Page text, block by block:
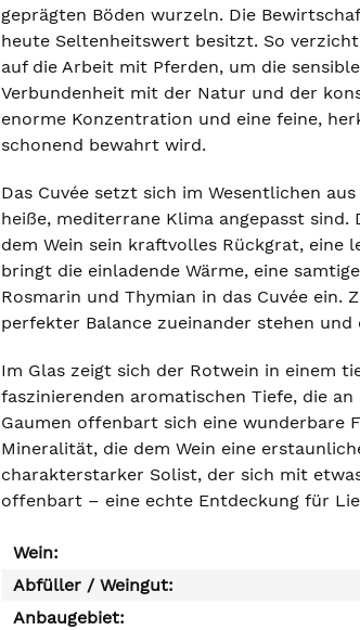
geprägten Böden wurzeln. Die
heute Seltenheitswert besitzt. So
auf die Arbeit mit Pferden, um die
Verbundenheit mit der Natur und der
enorme Konzentration und eine feine,
schonend bewahrt wird.
Das Cuvée setzt sich im Wesentlichen
heiße, mediterrane Klima angepasst
dem Wein sein kraftvolles Rückgrat, eine
bringt die einladende Wärme, eine
Rosmarin und Thymian in das Cuvée ein.
perfekter Balance zueinander stehen
Im Glas zeigt sich der Rotwein in einem
faszinierenden aromatischen Tiefe, die
Gaumen offenbart sich eine wunderbare
Mineralität, die dem Wein eine
charakterstarker Solist, der sich mit
offenbart – eine echte Entdeckung für
Wein:
Abfüller / Weingut:
Anbaugebiet: